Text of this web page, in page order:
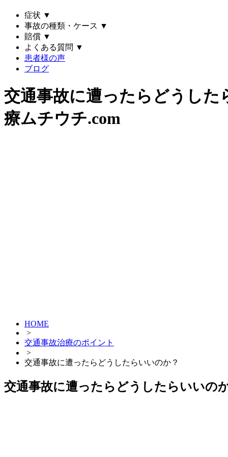
症状 ▼
事故の種類・ケース ▼
賠償 ▼
よくある質問 ▼
患者様の声
ブログ
交通事故に遭ったらどうした
療ムチウチ.com
HOME
>
交通事故治療のポイント
>
交通事故に遭ったらどうしたらいいのか？
交通事故に遭ったらどうしたらいいの